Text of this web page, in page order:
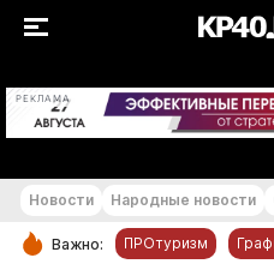
РЕКЛАМА
Новости Народные новости
Важно: ПРОтуризм